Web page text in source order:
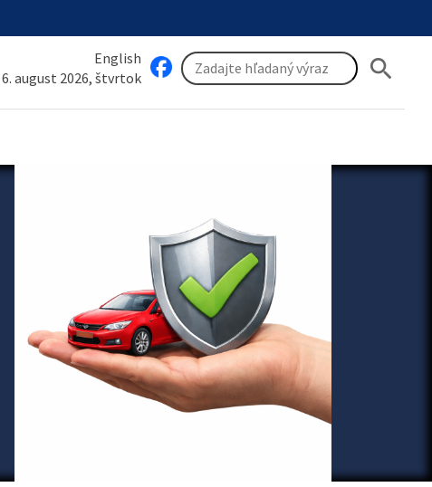
English
6. august 2026, štvrtok
search